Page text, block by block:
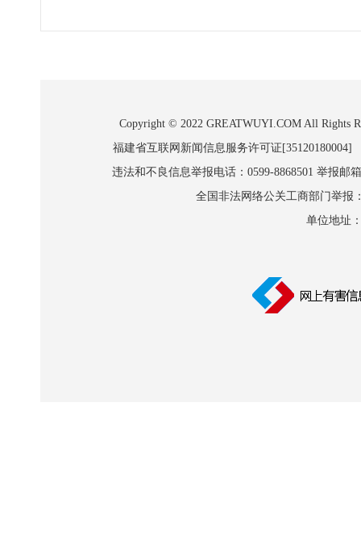
Copyright © 2022 GREATWUYI.COM All Rights
福建省互联网新闻信息服务许可证
违法和不良信息举报电话：0599-8868501 举报邮
全国非法网络公关工商部门举报
单位地址